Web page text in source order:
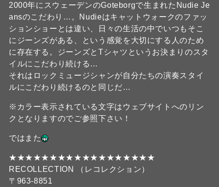
2000年にスウェーデンのGoteborgで生まれたNudie Je
ansのこだわり…。Nudieはキャットウォークのファッ
ションショーとは違い、日々の生活の中でいつもそこ
にジーンズがある、という感覚を大切にする人のため
に存在する。ジーンズとTシャツというお決まりのスタ
イルにこだわり続ける…
それはロックミュージシャンが自分たちの演奏スタイ
ルにこだわり続けるのと同じだ…
※カラー表示されている文字はウェブサイトへのリン
クとなりますのでご参照下さい！
ではまた
★★★★★★★★★★★★★★★★★★
RECOLLECTION （レコレクション）
〒963-8851